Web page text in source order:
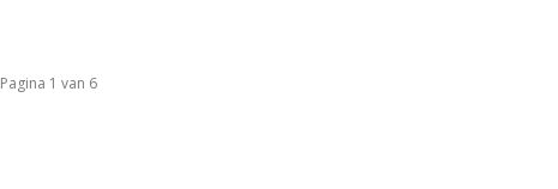
Pagina 1 van 6